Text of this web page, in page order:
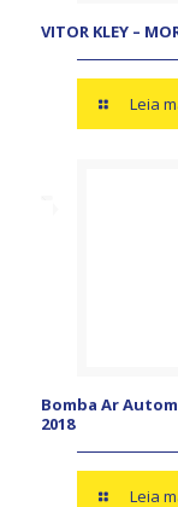
VITOR KLEY –
Leia
Bomba Ar
2018
Leia